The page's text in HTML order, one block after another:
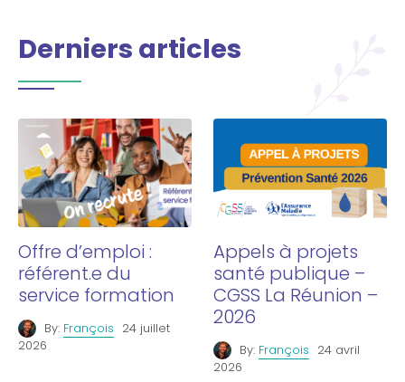
Derniers articles
Offre d’emploi :
référent.e du
service formation
By: François
24 juillet
2026
Appels à projets
santé publique –
CGSS La Réunion –
2026
By: François
24 avril
2026